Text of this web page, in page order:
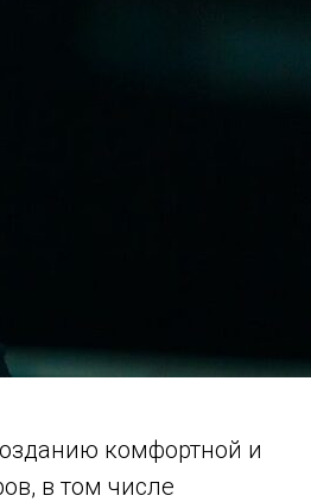
комфортной и
в том числе